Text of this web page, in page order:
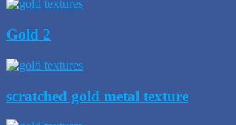
Gold 2
scratched gold metal texture